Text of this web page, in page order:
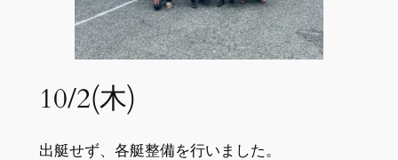
10/2(木)
出艇せず、各艇整備を行いました。